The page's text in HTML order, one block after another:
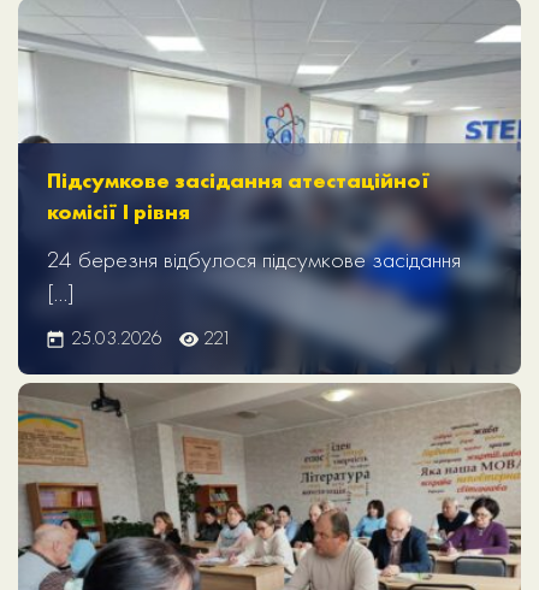
Підсумкове засідання атестаційної
комісії І рівня
24 березня відбулося підсумкове засідання
[…]
25.03.2026 221